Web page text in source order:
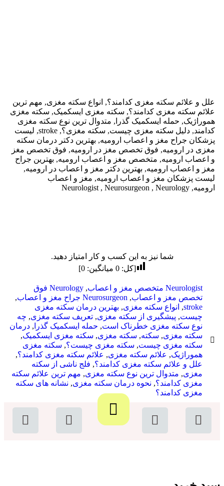
علل و علائم سکته مغزی کدامند؟, انواع سکته مغزی, مهم ترین
علائم سکته مغزی کدامند؟, سکته مغزی ایسکمیک, سکته مغزی
هموراژیک, حمله ایسکمیک گذرا, متدوال ترین نوع سکته مغزی
کدامند, دلیل سکته مغزی چیست, سکته مغزی؟, stroke, لیست
پزشکان جراح مغز و اعصاب ارومیه, بهترین دکتر درمان سکته
مغزی در ارومیه, فوق تخصص مغز در ارومیه, فوق تخصص مغز
و اعصاب ارومیه, متخصص مغز و اعصاب ارومیه, بهترین جراح
مغز و اعصاب ارومیه, بهترین دکتر مغز و اعصاب در ارومیه,
لیست پزشکان مغز و اعصاب ارومیه, مغز و اعصاب
ارومیه, Neurologist , Neurosurgeon , Neurology
شما نیز به این کسب و کار امتیاز دهید.
[کل:0 میانگین:0
]
Neurologist متخصص مغز و اعصاب ,
Neurology فوق
تخصص مغز و اعصاب, Neurosurgeon جراح مغز و اعصاب
,
stroke
, انواع سکته مغزی, بهترین درمان سکته مغزی
چیست, پیشگیری از سکته مغزی, تعریف سکته مغزی, چه
نوع سکته مغزی خطرناک است, حمله ایسکمیک گذرا , درمان
سکته مغزی, سکته, سکته مغزی, سکته مغزی ایسکمیک,
سکته مغزی چیست, سکته مغزی چیست؟, سکته مغزی
هموراژیک, علائم سکته مغزی, علائم سکته مغزی کدامند؟,
علل و علائم سکته مغزی کدامند؟, فلج ناشی از سکته
مغزی, متدوال ترین نوع سکته مغزی, مهم ترین علائم سکته
مغزی کدامند؟, نحوه درمان سکته مغزی, نشانه های سکته
مغزی کدامند؟